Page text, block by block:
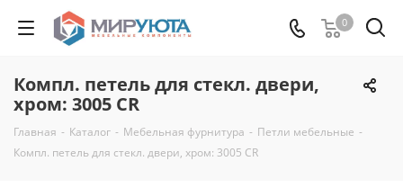
0
Компл. петель для стекл. двери,
хром: 3005 CR
Главная - Каталог - Мебельная фурнитура - Петли мебельные -
Компл. петель для стекл. двери, хром: 3005 CR